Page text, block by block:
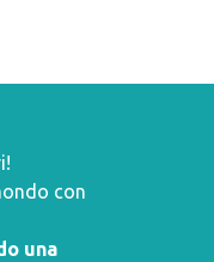
con
una